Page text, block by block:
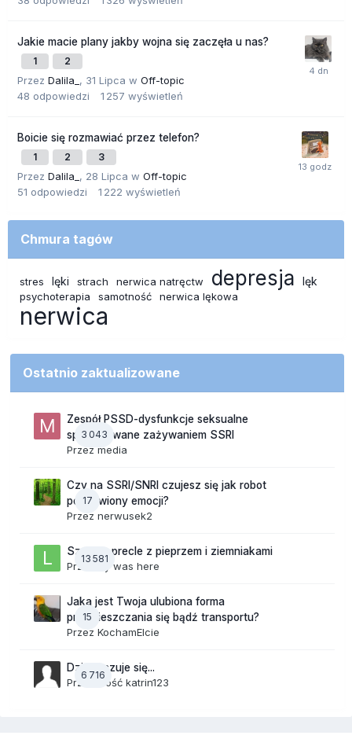
Jakie macie plany jakby wojna się zaczęła u nas?
1 2
Przez Dalila_ , 31 Lipca w Off-topic
48 odpowiedzi 1 257 wyświetleń
Boicie się rozmawiać przez telefon?
1 2 3
Przez Dalila_ , 28 Lipca w Off-topic
51 odpowiedzi 1 222 wyświetleń
Chmura tagów
stres lęki strach nerwica natręctw depresja lęk
psychoterapia samotność nerwica lękowa
nerwica
Ostatnio zaktualizowane
3 043
Zespół PSSD-dysfunkcje seksualne
spowodowane zażywaniem SSRI
Przez media
17
Czy na SSRI/SNRI czujesz się jak robot
pozbawiony emocji?
Przez nerwusek2
13 581
Szalone precle z pieprzem i ziemniakami
Przezlily was here
15
Jaka jest Twoja ulubiona forma
przemieszczania się bądź transportu?
Przez KochamElcie
6 716
Dzisiaj czuje się...
Przez Gość katrin123